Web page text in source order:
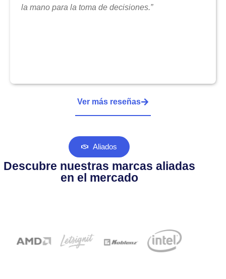
la mano para la toma de decisiones.”
Ver más reseñas
Aliados
Descubre nuestras marcas aliadas
en el mercado